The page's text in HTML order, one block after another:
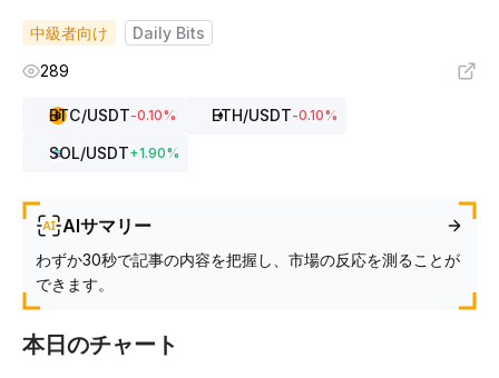
中級者向け
Daily Bits
289
BTC/USDT-0.10% ETH/USDT-0.10%
SOL/USDT+1.90%
AIサマリー
わずか30秒で記事の内容を把握し、市場の反応を測ることが
できます。
本日のチャート